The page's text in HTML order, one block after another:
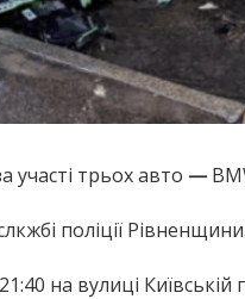
участі трьох авто —
поліції Рівненщини.
на вулиці Київській